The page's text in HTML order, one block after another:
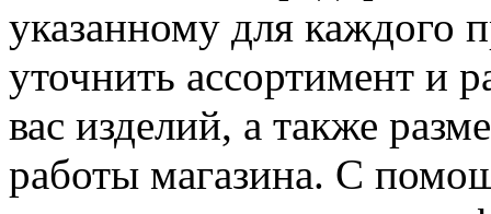
указанному для каждого
уточнить ассортимент и
вас изделий, а также
работы магазина. С